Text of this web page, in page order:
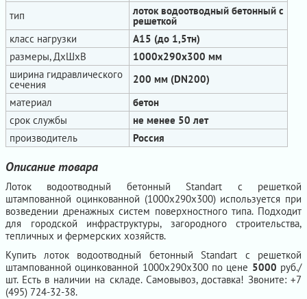
тип
лоток водоотводный бетонный с
решеткой
класс нагрузки
А15 (до 1,5тн)
размеры, ДхШхВ
1000x290x300 мм
ширина гидравлического
сечения
200 мм (DN200)
материал
бетон
срок службы
не менее 50 лет
производитель
Россия
Описание товара
Лоток водоотводный бетонный Standart с решеткой
штампованной оцинкованной (1000x290x300) используется при
возведении дренажных систем поверхностного типа. Подходит
для городской инфраструктуры, загородного строительства,
тепличных и фермерских хозяйств.
Купить лоток водоотводный бетонный Standart с решеткой
штампованной оцинкованной 1000x290x300 по цене 5000 руб./
шт. Есть в наличии на складе. Самовывоз, доставка! Звоните: +7
(495) 724-32-38.